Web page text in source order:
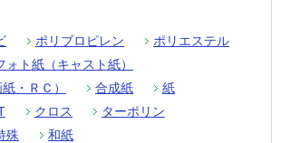
ポリブロピレン
ポリエステル
ォト紙（キャスト紙）
・ＲＣ）
合成紙
紙
クロス
ターポリン
殊 和紙